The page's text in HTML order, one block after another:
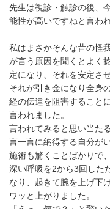
先生は視診・触診の後、
能性が高いですねと言わ
私はまさかそんな昔の怪
が言う原因を聞くとよく
定になり、それを安定さ
それが引き金になり全身
経の伝達を阻害すること
言われました。
言われてみると思い当た
言一言に納得する自分が
施術も驚くことばかりで
深い呼吸を2から3回した
なり、起きて腕を上げ下
ワッと上がりました。